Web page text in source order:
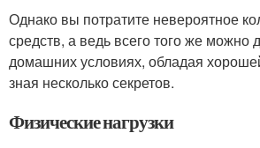
Однако вы потратите невероятное
средств, а ведь всего того же можно
домашних условиях, обладая
зная несколько секретов.
Физические нагрузки